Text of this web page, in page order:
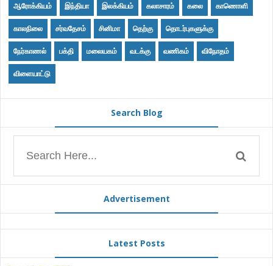
ஆரோக்கியம் இந்தியா இலக்கியம் கலாசாரம் கலை காணொளி
காலநிலை சர்வதேசம் சினிமா தெற்கு தொடர்புகளுக்கு
நேர்காணல் பக்தி மலையகம் வடக்கு வணிகம் விநோதம்
விளையாட்டு
Search Blog
Advertisement
Latest Posts